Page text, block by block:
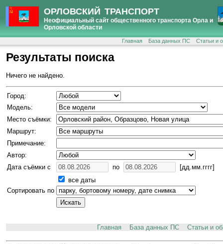
ОРЛОВСКИЙ ТРАНСПОРТ
Неофициальный сайт общественного транспорта Орла и
Орловской области
Главная База данных ПС Статьи и
Результаты поиска
Ничего не найдено.
Город:
Модель:
Место съёмки:
Маршрут:
Примечание:
Автор:
Дата съёмки с
по
[дд.мм.гггг]
все даты
Сортировать по
Главная База данных ПС Статьи и